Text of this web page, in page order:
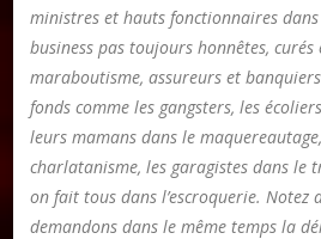
ministres et hauts fonctionnaires
business pas toujours honnêtes, curés
maraboutisme, assureurs et
fonds comme les gangsters, les
leurs mamans dans le
charlatanisme, les garagistes dans le
on fait tous dans l’escroquerie. Notez
demandons dans le même temps la